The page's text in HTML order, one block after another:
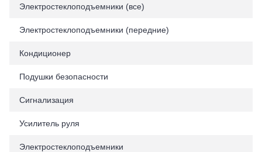
Электростеклоподъемники (все)
Электростеклоподъемники (передние)
Кондиционер
Подушки безопасности
Сигнализация
Усилитель руля
Электростеклоподъемники